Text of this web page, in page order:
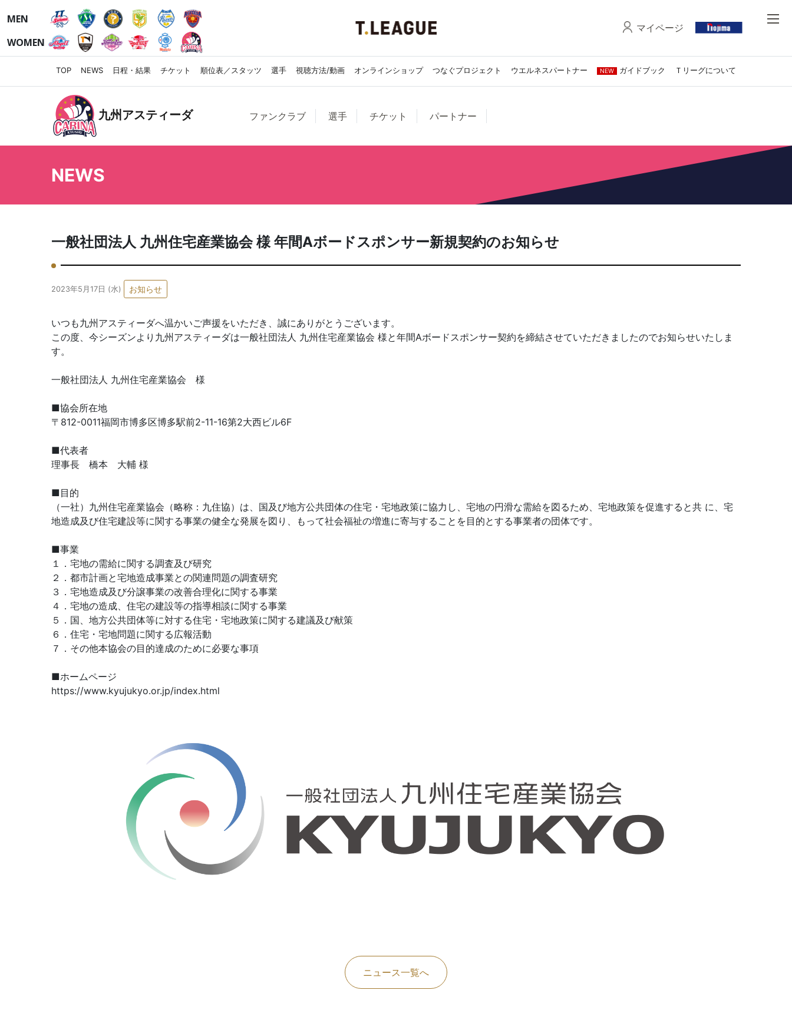
MEN
WOMEN
マイページ
TOP NEWS 日程・結果 チケット 順位表／スタッツ 選手 視聴方法/動画 オンラインショップ つなぐプロジェクト ウエルネスパートナー NEW ガイドブック Ｔリーグについて
九州アスティーダ ファンクラブ 選手 チケット パートナー
NEWS
一般社団法人 九州住宅産業協会 様 年間Aボードスポンサー新規契約のお知らせ
2023年5月17日 (水) お知らせ
いつも九州アスティーダへ温かいご声援をいただき、誠にありがとうございます。
この度、今シーズンより九州アスティーダは一般社団法人 九州住宅産業協会 様と年間Aボードスポンサー契約を締結させていただきましたのでお知らせいたしま
す。
一般社団法人 九州住宅産業協会 様
■協会所在地
〒812-0011福岡市博多区博多駅前2-11-16第2大西ビル6F
■代表者
理事長 橋本 大輔 様
■目的
（一社）九州住宅産業協会（略称：九住協）は、国及び地方公共団体の住宅・宅地政策に協力し、宅地の円滑な需給を図るため、宅地政策を促進すると共 に、宅
地造成及び住宅建設等に関する事業の健全な発展を図り、もって社会福祉の増進に寄与することを目的とする事業者の団体です。
■事業
１．宅地の需給に関する調査及び研究
２．都市計画と宅地造成事業との関連問題の調査研究
３．宅地造成及び分譲事業の改善合理化に関する事業
４．宅地の造成、住宅の建設等の指導相談に関する事業
５．国、地方公共団体等に対する住宅・宅地政策に関する建議及び献策
６．住宅・宅地問題に関する広報活動
７．その他本協会の目的達成のために必要な事項
■ホームページ
https://www.kyujukyo.or.jp/index.html
ニュース一覧へ